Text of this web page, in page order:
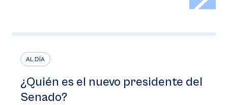
AL DÍA
¿Quién es el nuevo presidente del
Senado?